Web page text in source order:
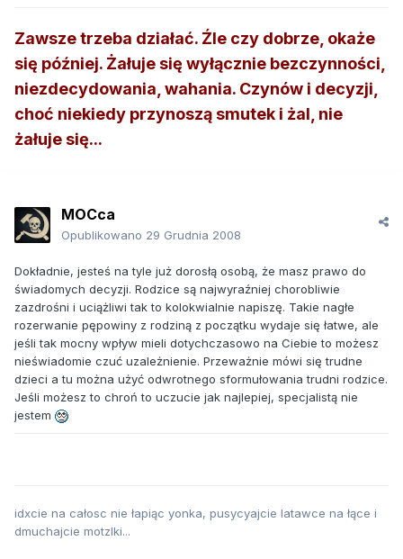
Zawsze trzeba działać. Źle czy dobrze, okaże
się później. Żałuje się wyłącznie bezczynności,
niezdecydowania, wahania. Czynów i decyzji,
choć niekiedy przynoszą smutek i żal, nie
żałuje się...
MOCca
Opublikowano 29 Grudnia 2008
Dokładnie, jesteś na tyle już dorosłą osobą, że masz prawo do
świadomych decyzji. Rodzice są najwyraźniej chorobliwie
zazdrośni i uciążliwi tak to kolokwialnie napiszę. Takie nagłe
rozerwanie pępowiny z rodziną z początku wydaje się łatwe, ale
jeśli tak mocny wpływ mieli dotychczasowo na Ciebie to możesz
nieświadomie czuć uzależnienie. Przeważnie mówi się trudne
dzieci a tu można użyć odwrotnego sformułowania trudni rodzice.
Jeśli możesz to chroń to uczucie jak najlepiej, specjalistą nie
jestem
idxcie na całosc nie łapiąc yonka, pusycyajcie latawce na łące i
dmuchajcie motzlki...